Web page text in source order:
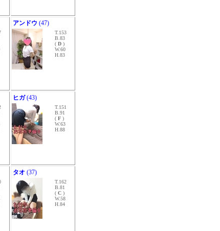
アンドウ (47)
T.153
B.83
( D )
W.60
H.83
ヒガ(43)
T.151
B.91
( F )
W.63
H.88
タオ (37)
T.162
B.81
( C )
W.58
H.84